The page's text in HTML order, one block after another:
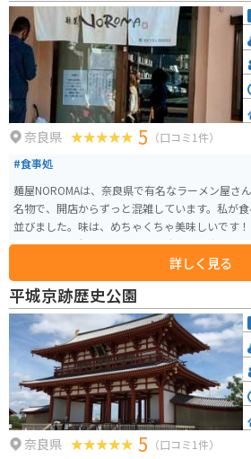
奈良県 5 （口コミ1件）
#食事処
麺屋NOROMAは、奈良県で有名なラーメン屋さ
名物で、開店からずっと混雑しています。私が
並びました。味は、めちゃくちゃ美味しいです！
美味しく、衝撃を受けました。駐車場も広いの
詳しく見る
平城京跡歴史公園
奈良県 5 （口コミ1件）